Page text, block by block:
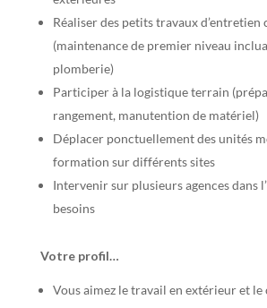
Réaliser des petits travaux d’entretien
(maintenance de premier niveau
plomberie)
Participer à la logistique terrain
rangement, manutention de matériel)
Déplacer ponctuellement des unités
formation sur différents sites
Intervenir sur plusieurs agences dans
besoins
Votre profil…
Vous aimez le travail en extérieur et